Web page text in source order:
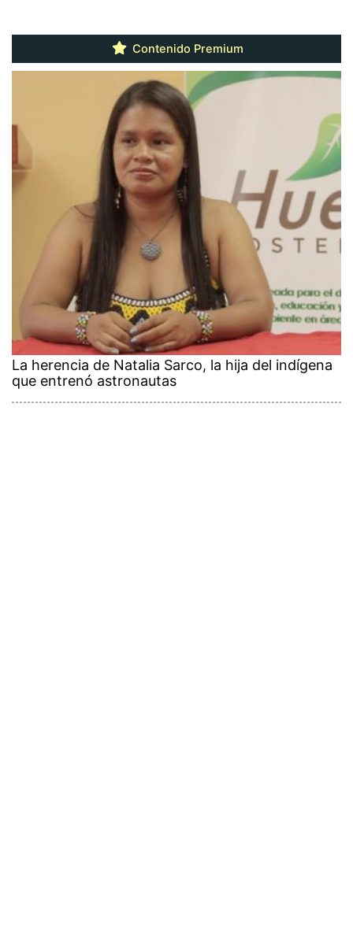
Contenido Premium
La herencia de Natalia Sarco, la hija del indígena
que entrenó astronautas